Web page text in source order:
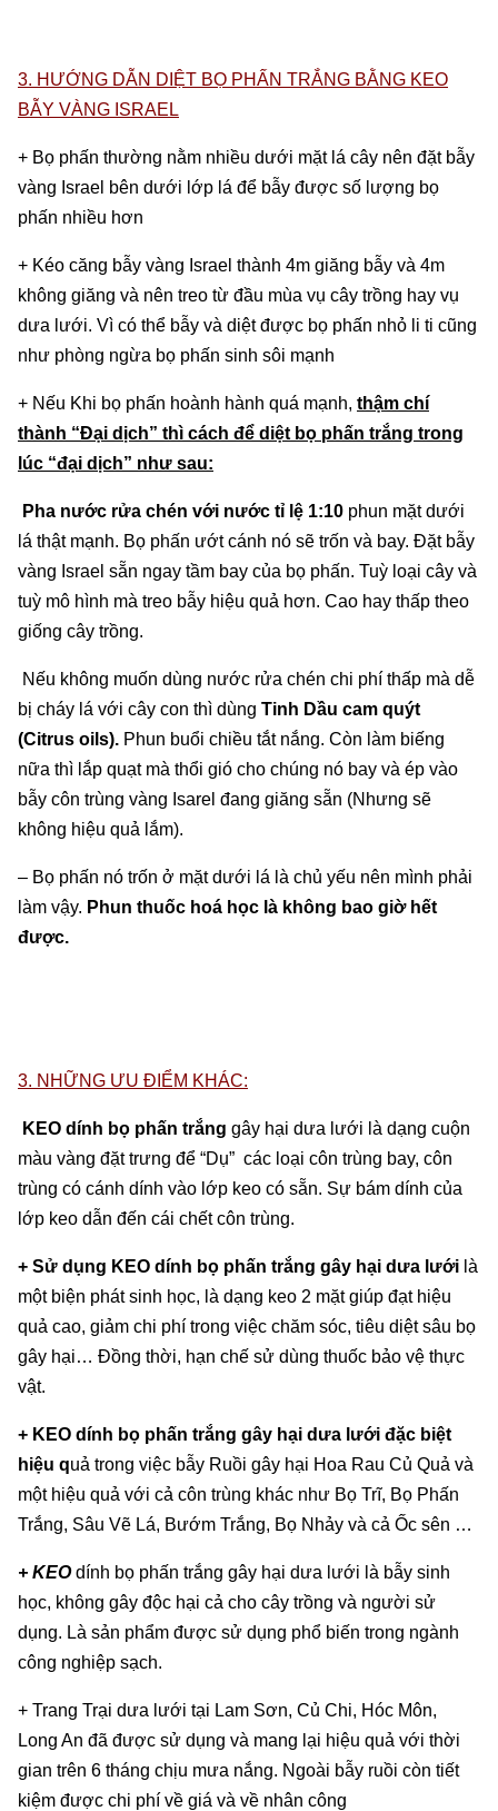
3. HƯỚNG DẪN DIỆT BỌ PHẤN TRẮNG BẰNG KEO
BẪY VÀNG ISRAEL
+ Bọ phấn thường nằm nhiều dưới mặt lá cây nên đặt bẫy
vàng Israel bên dưới lớp lá để bẫy được số lượng bọ
phấn nhiều hơn
+ Kéo căng bẫy vàng Israel thành 4m giăng bẫy và 4m
không giăng và nên treo từ đầu mùa vụ cây trồng hay vụ
dưa lưới. Vì có thể bẫy và diệt được bọ phấn nhỏ li ti cũng
như phòng ngừa bọ phấn sinh sôi mạnh
+ Nếu Khi bọ phấn hoành hành quá mạnh, thậm chí
thành “Đại dịch” thì cách để diệt bọ phấn trắng trong
lúc “đại dịch” như sau:
Pha nước rửa chén với nước tỉ lệ 1:10 phun mặt dưới
lá thật mạnh. Bọ phấn ướt cánh nó sẽ trốn và bay. Đặt bẫy
vàng Israel sẵn ngay tầm bay của bọ phấn. Tuỳ loại cây và
tuỳ mô hình mà treo bẫy hiệu quả hơn. Cao hay thấp theo
giống cây trồng.
Nếu không muốn dùng nước rửa chén chi phí thấp mà dễ
bị cháy lá với cây con thì dùng Tinh Dầu cam quýt
(Citrus oils). Phun buổi chiều tắt nắng. Còn làm biếng
nữa thì lắp quạt mà thổi gió cho chúng nó bay và ép vào
bẫy côn trùng vàng Isarel đang giăng sẵn (Nhưng sẽ
không hiệu quả lắm).
– Bọ phấn nó trốn ở mặt dưới lá là chủ yếu nên mình phải
làm vậy. Phun thuốc hoá học là không bao giờ hết
được.
3. NHỮNG ƯU ĐIỂM KHÁC:
KEO dính bọ phấn trắng gây hại dưa lưới là dạng cuộn
màu vàng đặt trưng để “Dụ” các loại côn trùng bay, côn
trùng có cánh dính vào lớp keo có sẵn. Sự bám dính của
lớp keo dẫn đến cái chết côn trùng.
+ Sử dụng KEO dính bọ phấn trắng gây hại dưa lưới là
một biện phát sinh học, là dạng keo 2 mặt giúp đạt hiệu
quả cao, giảm chi phí trong việc chăm sóc, tiêu diệt sâu bọ
gây hại… Đồng thời, hạn chế sử dùng thuốc bảo vệ thực
vật.
+ KEO dính bọ phấn trắng gây hại dưa lưới đặc biệt
hiệu quả trong việc bẫy Ruồi gây hại Hoa Rau Củ Quả và
một hiệu quả với cả côn trùng khác như Bọ Trĩ, Bọ Phấn
Trắng, Sâu Vẽ Lá, Bướm Trắng, Bọ Nhảy và cả Ốc sên …
+ KEOdính bọ phấn trắng gây hại dưa lưới là bẫy sinh
học, không gây độc hại cả cho cây trồng và người sử
dụng. Là sản phẩm được sử dụng phổ biến trong ngành
công nghiệp sạch.
+ Trang Trại dưa lưới tại Lam Sơn, Củ Chi, Hóc Môn,
Long An đã được sử dụng và mang lại hiệu quả với thời
gian trên 6 tháng chịu mưa nắng. Ngoài bẫy ruồi còn tiết
kiệm được chi phí về giá và về nhân công